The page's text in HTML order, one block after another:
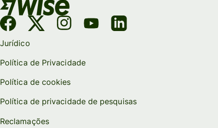
Jurídico
Política de Privacidade
Política de cookies
Política de privacidade de pesquisas
Reclamações